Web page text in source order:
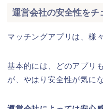
運営会社の安全性をチ
マッチングアプリは、様
基本的には、どのアプリ
が、やはり安全性が気に